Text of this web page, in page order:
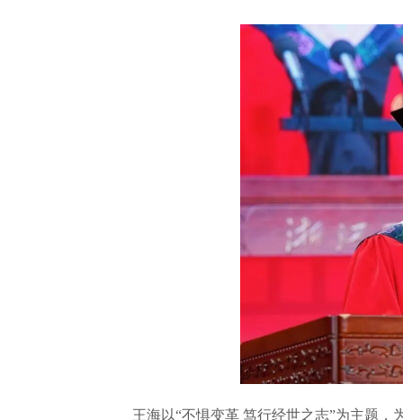
王海以“不惧变革 笃行经世之志”为主题